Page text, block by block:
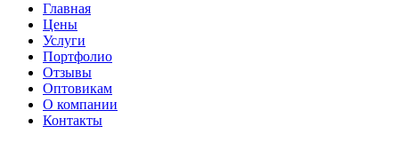
Главная
Цены
Услуги
Портфолио
Отзывы
Оптовикам
О компании
Контакты